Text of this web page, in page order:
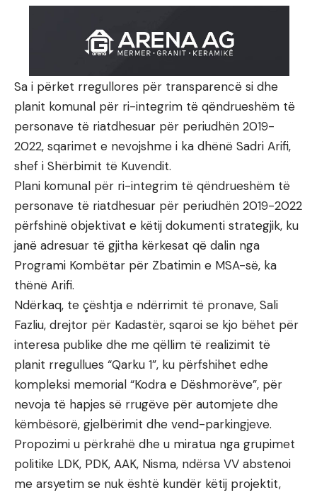
Sa i përket rregullores për transparencë si dhe
planit komunal për ri-integrim të qëndrueshëm të
personave të riatdhesuar për periudhën 2019-
2022, sqarimet e nevojshme i ka dhënë Sadri Arifi,
shef i Shërbimit të Kuvendit.
Plani komunal për ri-integrim të qëndrueshëm të
personave të riatdhesuar për periudhën 2019-2022
përfshinë objektivat e këtij dokumenti strategjik, ku
janë adresuar të gjitha kërkesat që dalin nga
Programi Kombëtar për Zbatimin e MSA-së, ka
thënë Arifi.
Ndërkaq, te çështja e ndërrimit të pronave, Sali
Fazliu, drejtor për Kadastër, sqaroi se kjo bëhet për
interesa publike dhe me qëllim të realizimit të
planit rregullues “Qarku 1”, ku përfshihet edhe
kompleksi memorial “Kodra e Dëshmorëve”, për
nevoja të hapjes së rrugëve për automjete dhe
këmbësorë, gjelbërimit dhe vend-parkingjeve.
Propozimi u përkrahë dhe u miratua nga grupimet
politike LDK, PDK, AAK, Nisma, ndërsa VV abstenoi
me arsyetim se nuk është kundër këtij projektit,